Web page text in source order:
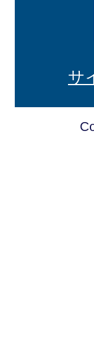
サ